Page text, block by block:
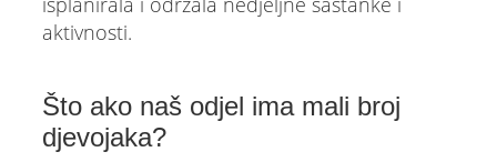
aktivnosti.
Što ako naš odjel ima mali broj
djevojaka?